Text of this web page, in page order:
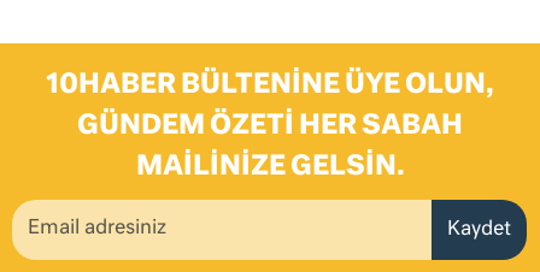
10HABER BÜLTENINE ÜYE OLUN,
GÜNDEM ÖZETI HER SABAH
MAILINIZE GELSIN.
Kaydet